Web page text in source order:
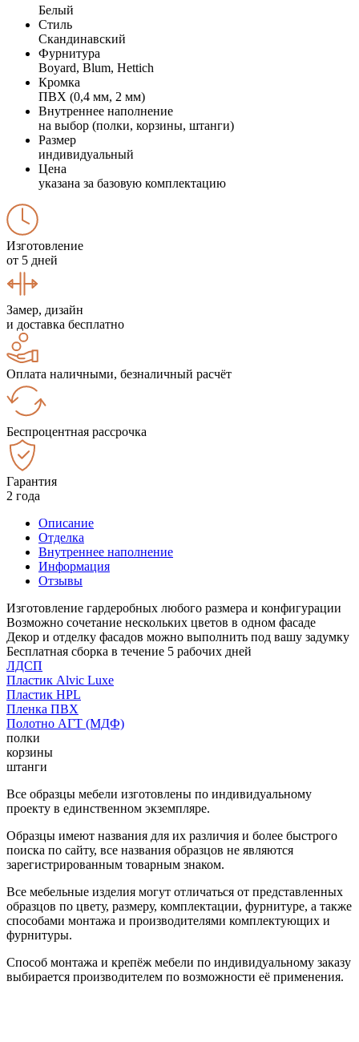
Белый
Стиль
Скандинавский
Фурнитура
Boyard, Blum, Hettich
Кромка
ПВХ (0,4 мм, 2 мм)
Внутреннее наполнение
на выбор (полки, корзины, штанги)
Размер
индивидуальный
Цена
указана за базовую комплектацию
Изготовление
от 5 дней
Замер, дизайн
и доставка бесплатно
Оплата наличными, безналичный расчёт
Беспроцентная рассрочка
Гарантия
2 года
Описание
Отделка
Внутреннее наполнение
Информация
Отзывы
Изготовление гардеробных любого размера и конфигурации
Возможно сочетание нескольких цветов в одном фасаде
Декор и отделку фасадов можно выполнить под вашу задумку
Бесплатная сборка в течение 5 рабочих дней
ЛДСП
Пластик Alvic Luxe
Пластик HPL
Пленка ПВХ
Полотно АГТ (МДФ)
полки
корзины
штанги
Все образцы мебели изготовлены по индивидуальному
проекту в единственном экземпляре.
Образцы имеют названия для их различия и более быстрого
поиска по сайту, все названия образцов не являются
зарегистрированным товарным знаком.
Все мебельные изделия могут отличаться от представленных
образцов по цвету, размеру, комплектации, фурнитуре, а также
способами монтажа и производителями комплектующих и
фурнитуры.
Способ монтажа и крепёж мебели по индивидуальному заказу
выбирается производителем по возможности её применения.